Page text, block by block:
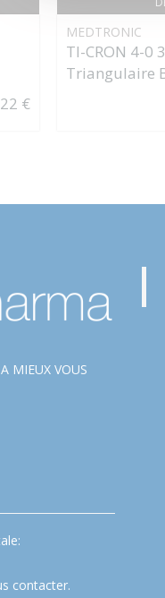
€
MEDTRONIC
TI-CRON 4-0
Triangulaire
MIEUX VOUS
contacter.